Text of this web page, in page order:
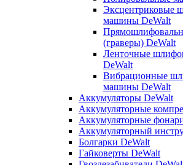
Эксцентриковые
машины DeWalt
(граверы) DeWalt
Ленточные
DeWalt
Вибрационные
машины DeWalt
Аккумуляторы DeWalt
Аккумуляторные
Аккумуляторные
Аккумуляторный
Болгарки DeWalt
Гайковерты DeWalt